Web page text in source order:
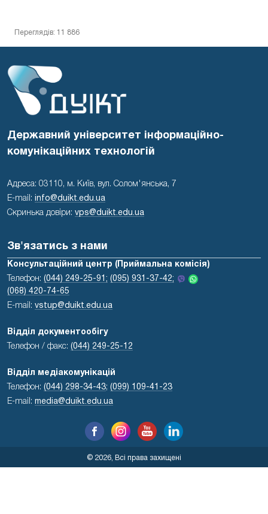
Переглядів: 11 886
Державний університет інформаційно-
комунікаційних технологій
Адреса: 03110, м. Київ, вул. Солом'янська, 7
E-mail:
info@duikt.edu.ua
Скринька довіри: vps@duikt.edu.ua
Зв'язатись з нами
Консультаційний центр (Приймальна комісія)
Телефон: (044) 249-25-91; (095) 931-37-42;
(068) 420-74-65
E-mail: vstup@duikt.edu.ua
Відділ документообігу
Телефон / факс: (044) 249-25-12
Відділ медіакомунікацій
Телефон: (044) 298-34-43; (099) 109-41-23
E-mail: media@duikt.edu.ua
© 2026, Всі права захищені